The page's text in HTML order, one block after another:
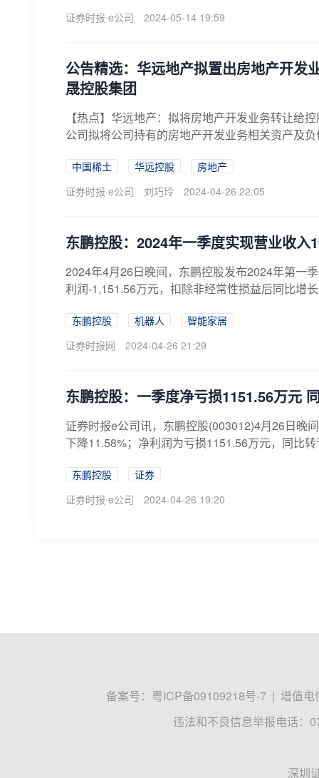
证券时报·e公司
2024-05-14 19:59
公告精选：华远地产拟置出房地产开发
晟控股集团
【热点】华远地产：拟将房地产开发业务转让给
公司拟将公司持有的房地产开发业务相关资产及
中国稀土 华远控股
房地产
证券时报·e公司
刘巧玲 2024-04-26 22:05
东鹏控股：2024年一季度实现营业收入
2024年4月26日晚间，东鹏控股发布2024年第一
利润-1,151.56万元，扣除非经常性损益后同比增
东鹏控股 机器人
智能家居
证券时报网
2024-04-26 21:29
东鹏控股：一季度净亏损1151.56万元
证券时报e公司讯，东鹏控股(003012)4月26日晚
下降11.58%；净利润为亏损1151.56万元，同比
东鹏控股
证券
证券时报·e公司
2024-04-26 19:20
备案号： 粤ICP备09109218号-7 | 增值电
违法和不良信息举报电话：
深圳